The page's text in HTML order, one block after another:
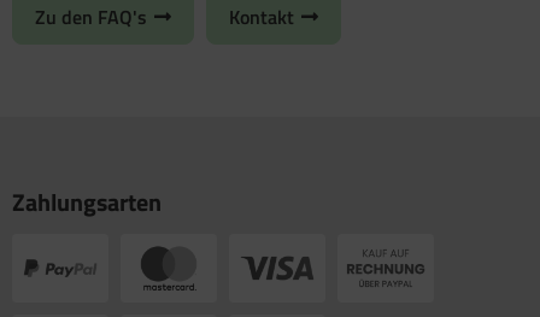
Zu den FAQ's Kontakt
Zahlungsarten